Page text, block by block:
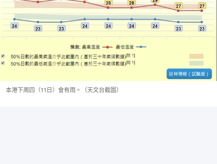
本港下周四（11日）會有雨。（天文台截圖）